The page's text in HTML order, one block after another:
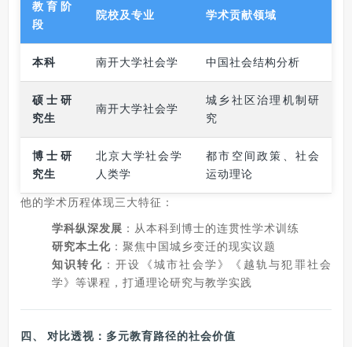
教育阶
段
院校及专业 学术贡献领域
本科 南开大学社会学 中国社会结构分析
硕士研
究生
南开大学社会学
城乡社区治理机制研
究
博士研
究生
北京大学社会学
人类学
都市空间政策、社会
运动理论
他的学术历程体现三大特征：
学科纵深发展 ：从本科到博士的连贯性学术训练
研究本土化 ：聚焦中国城乡变迁的现实议题
知识转化 ：开设《城市社会学》《越轨与犯罪社会
学》等课程，打通理论研究与教学实践
四、 对比透视：多元教育路径的社会价值